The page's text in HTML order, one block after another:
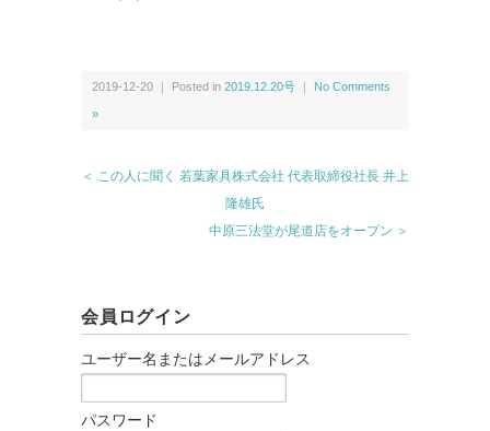
2019-12-20 ｜ Posted in 2019.12.20号 No Comments
»
＜ この人に聞く 若葉家具株式会社 代表取締役社長 井上
隆雄氏
中原三法堂が尾道店をオープン ＞
会員ログイン
ユーザー名またはメールアドレス
パスワード